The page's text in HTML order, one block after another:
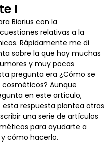
I
Biorius con la
relativas a la
Rápidamente me di
sobre la que hay muchas
y muy pocas
pregunta era ¿Cómo se
cosméticos? Aunque
en este artículo,
respuesta plantea otras
una serie de artículos
para ayudarte a
cómo hacerlo.